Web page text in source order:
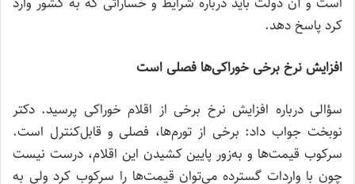
کرد پاسخ دهد.
افزایش نرخ برخی خوراکی‌ها فصلی است
سؤالی درباره افزایش نرخ برخی از اقلام خوراکی پرسید. دکتر
نوبخت جواب داد: برخی از تورم‌ها، فصلی و قابل‌کنترل است.
سرکوب قیمت‌ها و به‌زور پایین کشیدن این اقلام، درست نیست
چون با واردات گسترده می‌توان قیمت‌ها را سرکوب کرد ولی به